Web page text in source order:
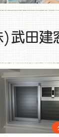
武田建